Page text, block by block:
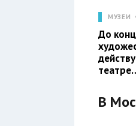
МУЗЕИ
До
В